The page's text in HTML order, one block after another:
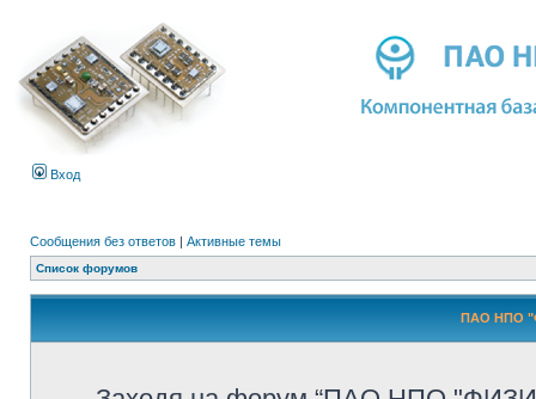
Вход
Сообщения без ответов | Активные темы
Список форумов
ПАО НПО